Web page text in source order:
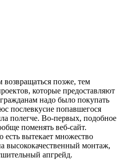
возвращаться позже, тем
которые предоставляют
надо было покупать
послевкусие попавшегося
полегче. Во-первых, подобное
поменять веб-сайт.
вытекает множество
высококачественный монтаж,
апгрейд.